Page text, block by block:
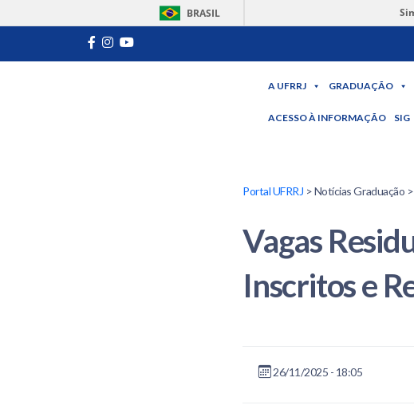
BRASIL
A UFRRJ GRADUAÇÃO
ACESSO À INFORMAÇÃO SIG
Portal UFRRJ > Notícias Graduação
Vagas
Inscritos e
26/11/2025 - 18:05